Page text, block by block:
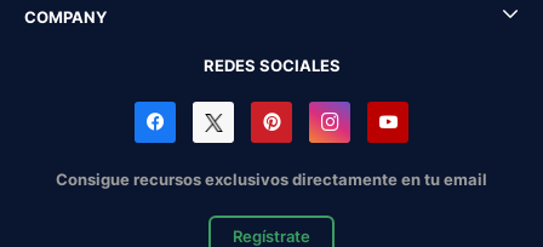
COMPANY
REDES SOCIALES
Consigue recursos exclusivos directamente en tu email
Regístrate